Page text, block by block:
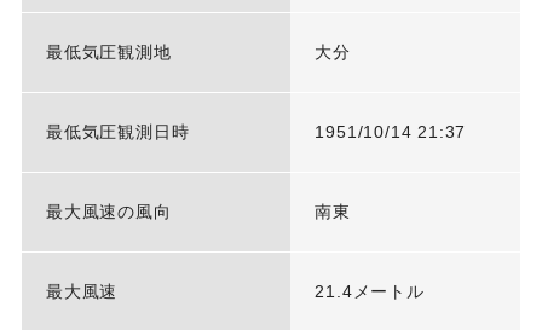
最低気圧観測地 大分
最低気圧観測日時 1951/10/14 21:37
最大風速の風向 南東
最大風速 21.4メートル